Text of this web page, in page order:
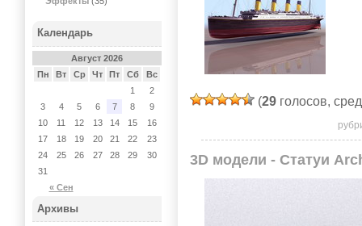
(29 голосов,
3D модели - Статуи
Календарь
Август 2026
Пн
Вт Ср Чт Пт Сб Вс
« Сен
1
2
3
4 5 6 7 8
9
10
11 12 13 14 15
16
17
18 19 20 21 22
23
24
25 26 27 28 29
30
31
Архивы